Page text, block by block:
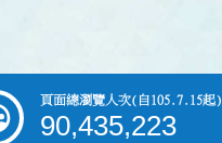
頁面總瀏覽人次(自105.7.15起)
90,435,223